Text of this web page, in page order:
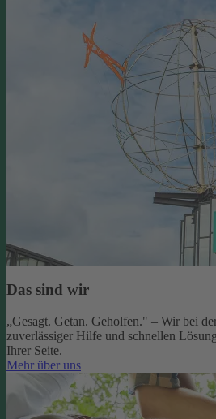
Das sind wir
„Gesagt. Getan. Geholfen." – Wir bei
zuverlässiger Hilfe und schnellen
Ihrer Seite.
Mehr über uns